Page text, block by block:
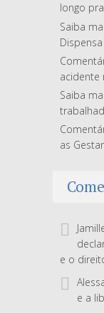
longo
Saiba
acidente
Saiba
as
e o
e a